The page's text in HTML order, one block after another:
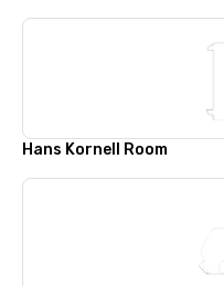
Hans Kornell Room